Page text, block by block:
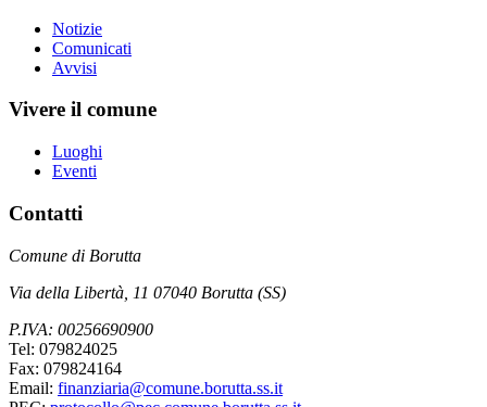
Notizie
Comunicati
Avvisi
Vivere il comune
Luoghi
Eventi
Contatti
Comune di Borutta
Via della Libertà, 11 07040 Borutta (SS)
P.IVA: 00256690900
Tel: 079824025
Fax: 079824164
Email: finanziaria@comune.borutta.ss.it